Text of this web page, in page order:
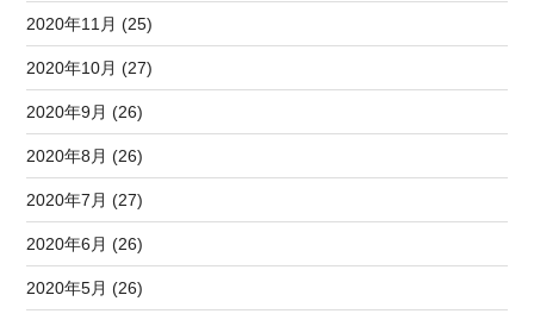
2020年11月 (25)
2020年10月 (27)
2020年9月 (26)
2020年8月 (26)
2020年7月 (27)
2020年6月 (26)
2020年5月 (26)